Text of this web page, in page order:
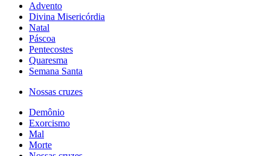
Advento
Divina Misericórdia
Natal
Páscoa
Pentecostes
Quaresma
Semana Santa
Nossas cruzes
Demônio
Exorcismo
Mal
Morte